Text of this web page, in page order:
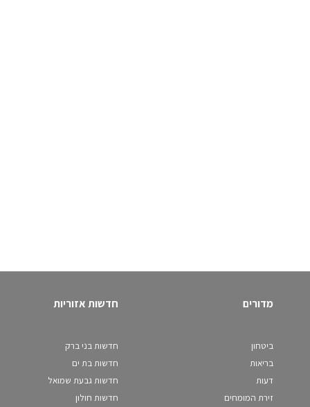
מדורים
ביטחון
בריאות
דעות
זירת המומחים
חדשות אזוריות
חדשות בני ברק
חדשות בת ים
חדשות גבעת שמואל
חדשות חולון